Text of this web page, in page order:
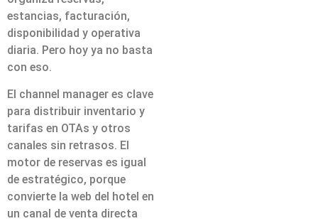
estancias, facturación,
disponibilidad y operativa
diaria. Pero hoy ya no basta
con eso.
El channel manager es clave
para distribuir inventario y
tarifas en OTAs y otros
canales sin retrasos. El
motor de reservas es igual
de estratégico, porque
convierte la web del hotel en
un canal de venta directa